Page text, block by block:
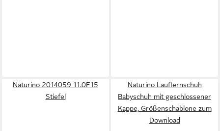
Naturino 2014059 11.0F15
Stiefel
Naturino Lauflernschuh
Babyschuh mit geschlossener
Kappe, Größenschablone zum
Download